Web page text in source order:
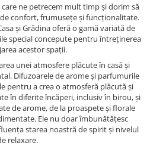
ne petrecem mult timp și dorim să
confort, frumusețe și funcționalitate.
și Grădina oferă o gamă variată de
special concepute pentru întreținerea
acestor spații.
unei atmosfere plăcute în casă și
Difuzoarele de arome și parfumurile
pentru a crea o atmosferă plăcută și
în diferite încăperi, inclusiv în birou, și
de arome, de la proaspete și florale
Ele nu doar îmbunătățesc
starea noastră de spirit și nivelul
relaxare.